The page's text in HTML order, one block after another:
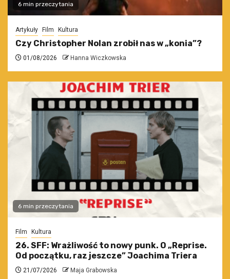
6 min przeczytania
Artykuły Film Kultura
Czy Christopher Nolan zrobił nas w „konia”?
01/08/2026 Hanna Wiczkowska
6 min przeczytania
Film Kultura
26. SFF: Wrażliwość to nowy punk. O „Reprise.
Od początku, raz jeszcze” Joachima Triera
21/07/2026 Maja Grabowska